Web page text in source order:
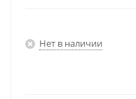
Нет в наличии